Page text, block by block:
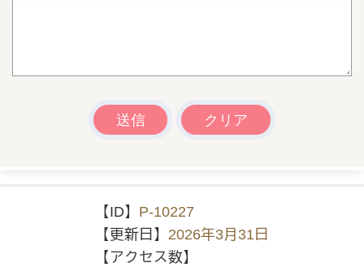
【ID】 P-10227
【更新日】 2026年3月31日
【アクセス数】